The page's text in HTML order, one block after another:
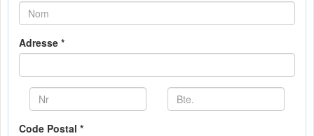
Adresse *
Code Postal *